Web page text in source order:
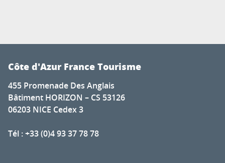
Côte d'Azur France Tourisme
455 Promenade Des Anglais
Bâtiment HORIZON – CS 53126
06203 NICE Cedex 3
Tél : +33 (0)4 93 37 78 78